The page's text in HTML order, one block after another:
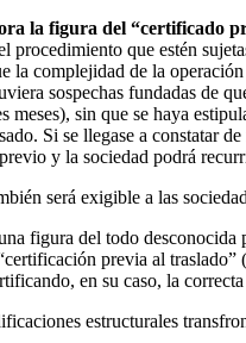
la figura del “certificado
procedimiento que estén
la complejidad de la
sospechas fundadas de
meses), sin que se haya
Si se llegase a constatar
y la sociedad podrá
será exigible a las
figura del todo
previa al
en su caso, la
estructurales